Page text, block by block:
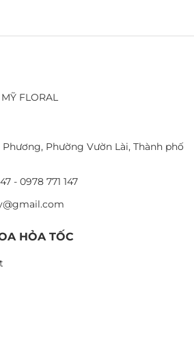
FLORAL
Phường Vườn Lài, Thành phố
- 0978 771 147
HỎA TỐC